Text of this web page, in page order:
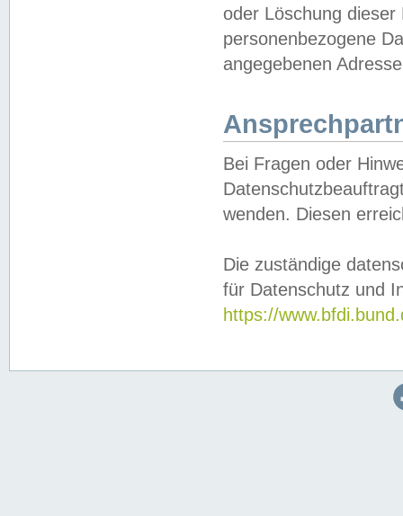
oder Löschung
personenbezogene
angegebenen
Bei Fragen oder
wenden. Diesen
Die zuständige
für Datenschutz und
https://